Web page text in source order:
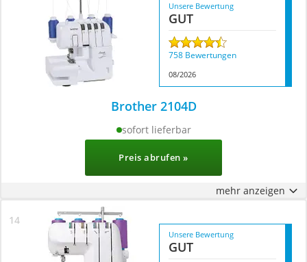
Unsere Bewertung
GUT
758 Bewertungen
08/2026
Brother 2104D
sofort lieferbar
Preis abrufen »
mehr anzeigen
Unsere Bewertung
GUT